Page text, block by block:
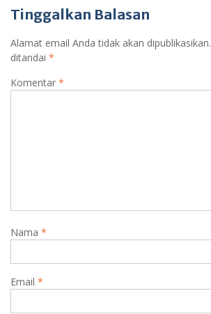
Tinggalkan Balasan
Alamat email Anda tidak akan dipublikasikan.
ditandai *
Komentar *
Nama *
Email *